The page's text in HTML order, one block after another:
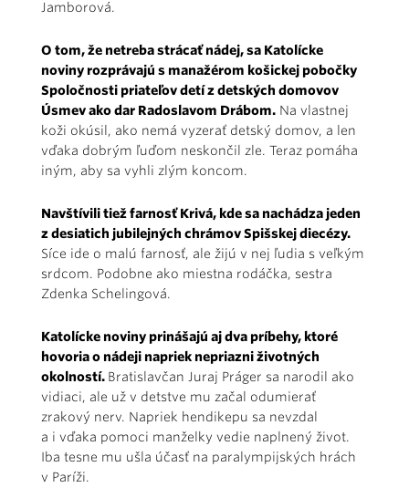
Jamborová.
O tom, že netreba strácať nádej, sa Katolícke
noviny rozprávajú s manažérom košickej pobočky
Spoločnosti priateľov detí z detských domovov
Úsmev ako dar Radoslavom Drábom. Na vlastnej
koži okúsil, ako nemá vyzerať detský domov, a len
vďaka dobrým ľuďom neskončil zle. Teraz pomáha
iným, aby sa vyhli zlým koncom.
Navštívili tiež farnosť Krivá, kde sa nachádza jeden
z desiatich jubilejných chrámov Spišskej diecézy.
Síce ide o malú farnosť, ale žijú v nej ľudia s veľkým
srdcom. Podobne ako miestna rodáčka, sestra
Zdenka Schelingová.
Katolícke noviny prinášajú aj dva príbehy, ktoré
hovoria o nádeji napriek nepriazni životných
okolností. Bratislavčan Juraj Práger sa narodil ako
vidiaci, ale už v detstve mu začal odumierať
zrakový nerv. Napriek hendikepu sa nevzdal
a i vďaka pomoci manželky vedie naplnený život.
Iba tesne mu ušla účasť na paralympijských hrách
v Paríži.